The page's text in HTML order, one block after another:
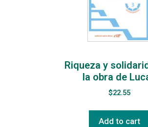
Riqueza y
la obra de
$22.55
Add to cart